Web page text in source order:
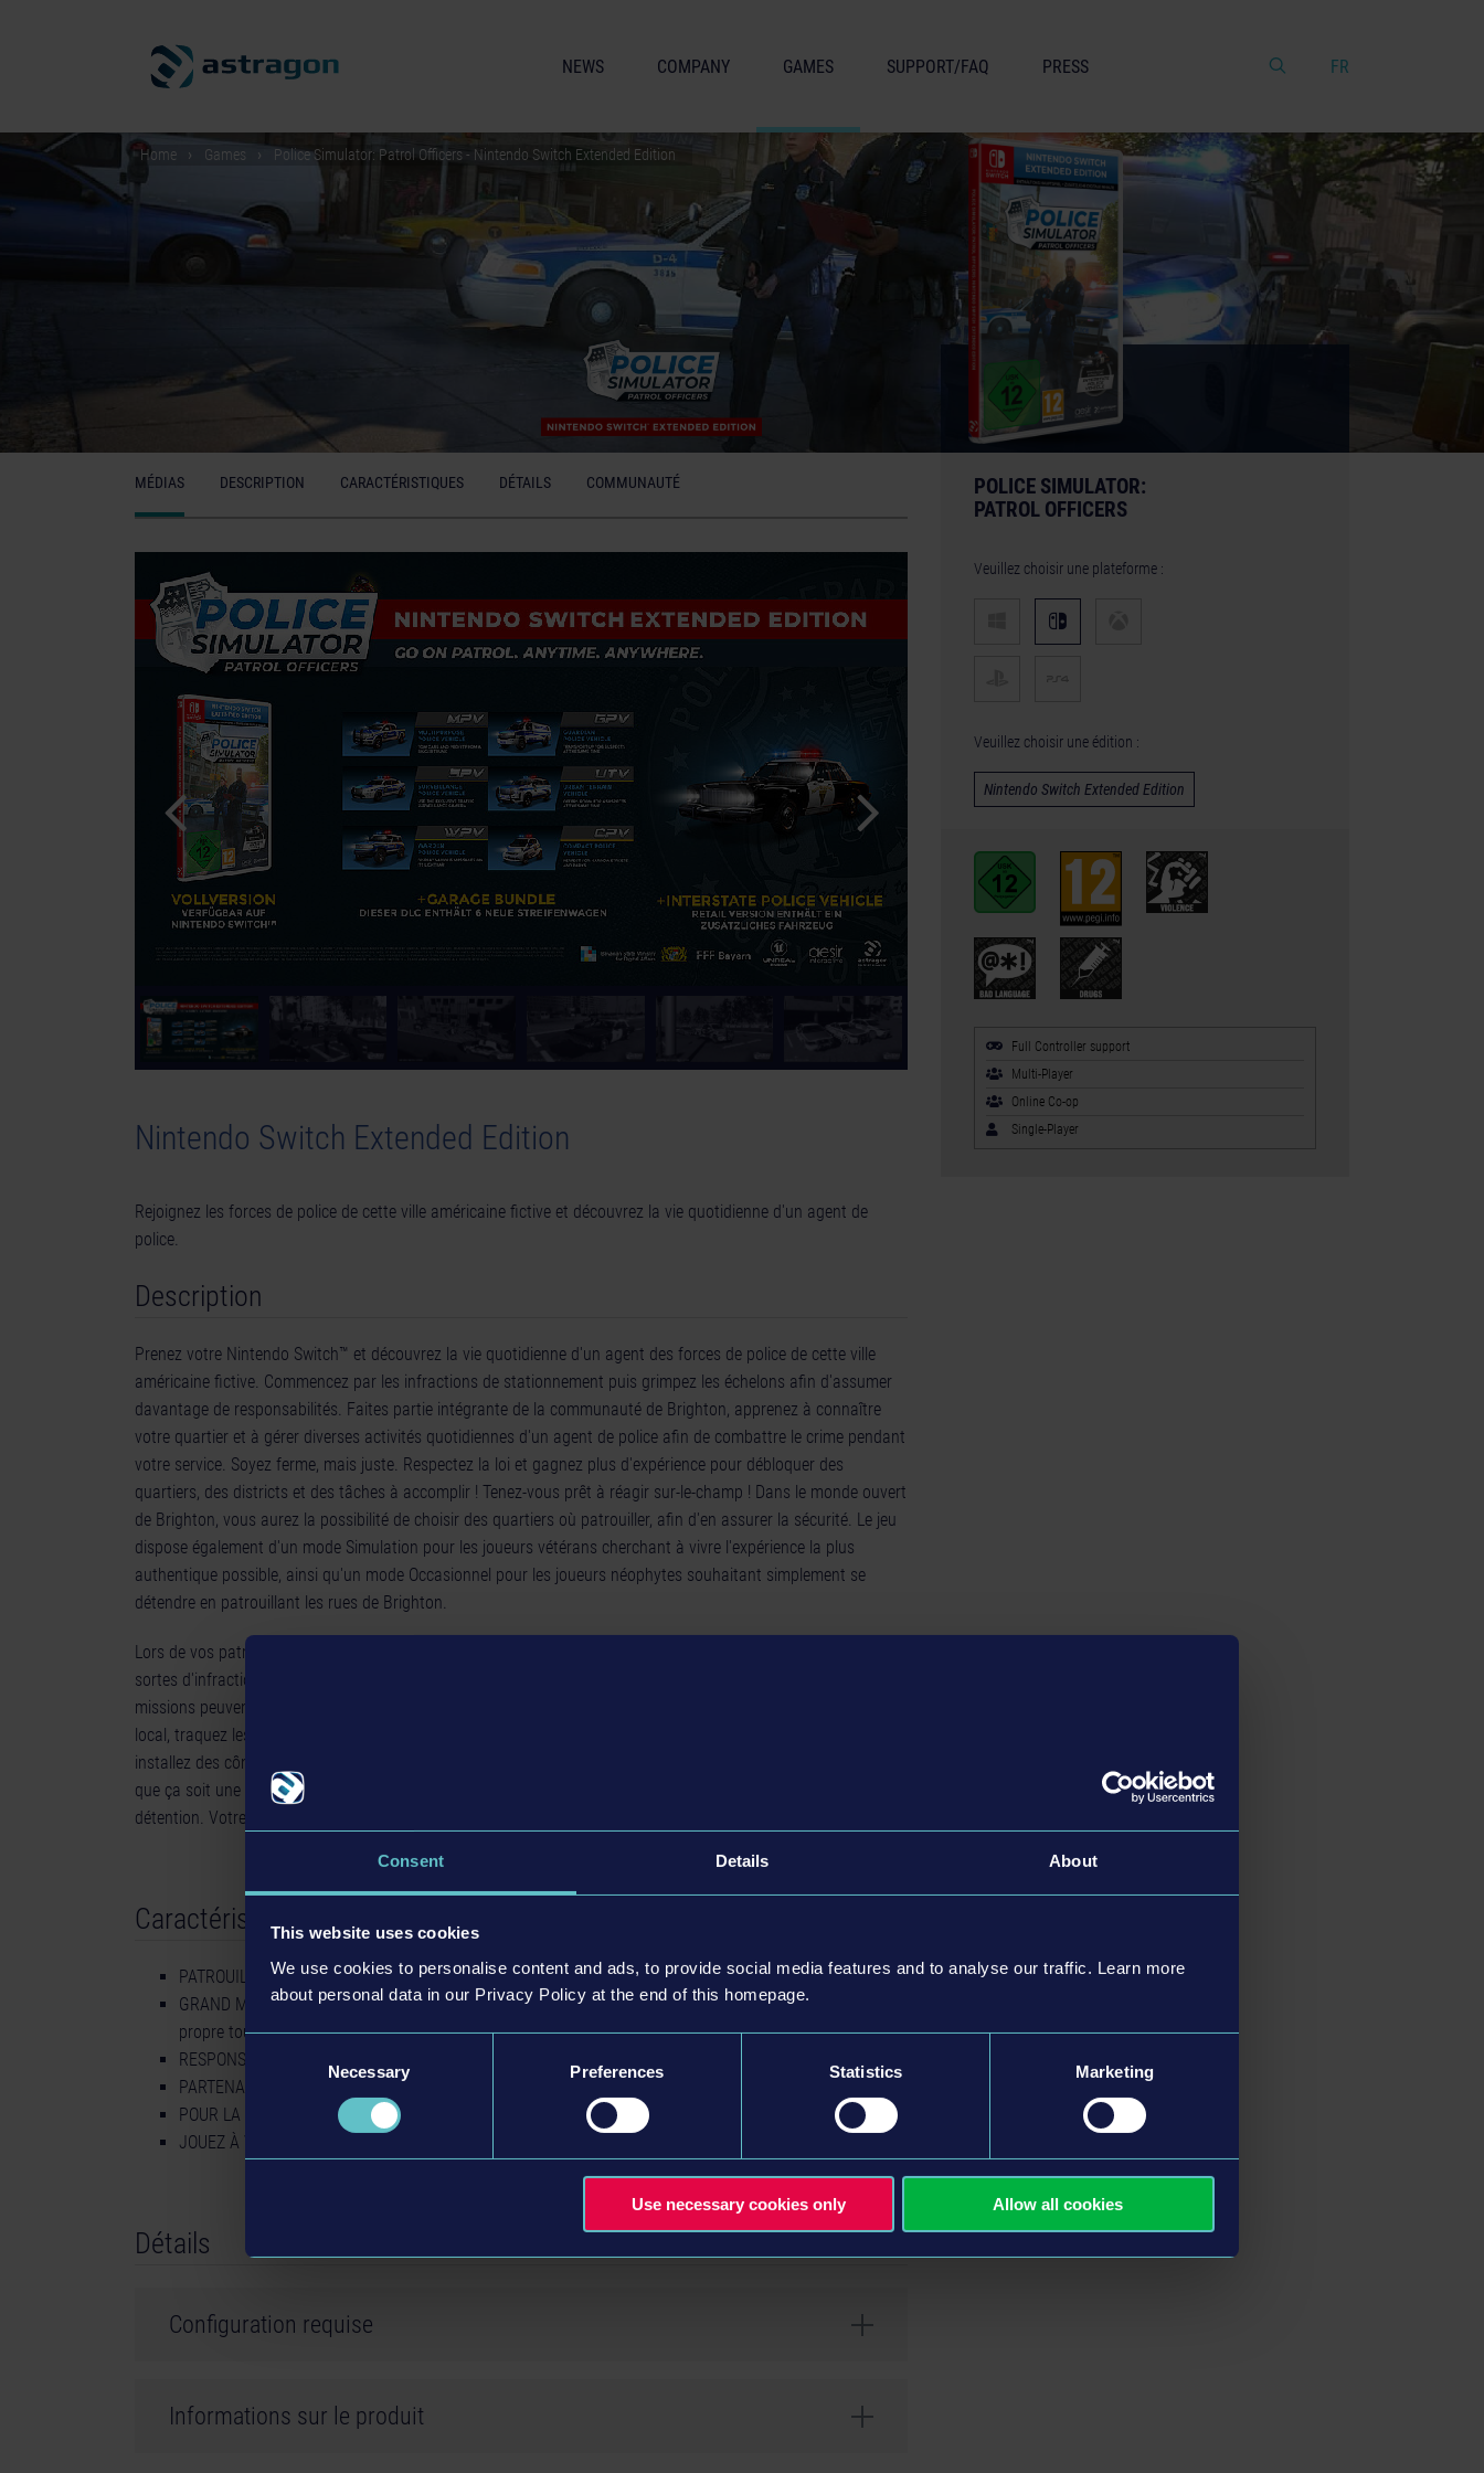
Consent Details About
This website uses cookies
We use cookies to personalise content and ads, to provide social media features and to analyse our traffic. Learn more
about personal data in our Privacy Policy at the end of this homepage.
Necessary Preferences Statistics Marketing
Use necessary cookies only Allow all cookies
FR
NEWS COMPANY GAMES SUPPORT/FAQ PRESS
Home Games Police Simulator: Patrol Officers - Nintendo Switch Extended Edition
POLICE SIMULATOR:
PATROL OFFICERS
Veuillez choisir une plateforme :
Veuillez choisir une édition :
Nintendo Switch Extended Edition
Full Controller support
Multi-Player
Online Co-op
Single-Player
MÉDIAS DESCRIPTION CARACTÉRISTIQUES DÉTAILS COMMUNAUTÉ
Nintendo Switch Extended Edition
Rejoignez les forces de police de cette ville américaine fictive et découvrez la vie quotidienne d'un agent de
police.
Description
Prenez votre Nintendo Switch™ et découvrez la vie quotidienne d'un agent des forces de police de cette ville
américaine fictive. Commencez par les infractions de stationnement puis grimpez les échelons afin d'assumer
davantage de responsabilités. Faites partie intégrante de la communauté de Brighton, apprenez à connaître
votre quartier et à gérer diverses activités quotidiennes d'un agent de police afin de combattre le crime pendant
votre service. Soyez ferme, mais juste. Respectez la loi et gagnez plus d'expérience pour débloquer des
quartiers, des districts et des tâches à accomplir ! Tenez-vous prêt à réagir sur-le-champ ! Dans le monde ouvert
de Brighton, vous aurez la possibilité de choisir des quartiers où patrouiller, afin d'en assurer la sécurité. Le jeu
dispose également d'un mode Simulation pour les joueurs vétérans cherchant à vivre l'expérience la plus
authentique possible, ainsi qu'un mode Occasionnel pour les joueurs néophytes souhaitant simplement se
détendre en patrouillant les rues de Brighton.
Lors de vos patrouilles, donnez des contraventions, mais préparez-vous aussi à devoir intervenir pour toutes
sortes d'infractions, y compris en cas d'accidents qui peuvent se produire juste sous vos yeux ! De nombreuses
missions peuvent se présenter dans une ville aussi vivante et active. Arrêtez la vente de drogue dans le parc
local, traquez les tagueurs qui vandalisent les murs, arrêtez les chauffards avec votre sirène de police, et
installez des cônes et des glissières de sécurité sur les lieux des accidents. Préparez-vous à toute éventualité :
que ça soit une voiture bloquant un arrêt de bus ou bien un suspect à arrêter et à mettre en cellule de
détention. Votre devoir, c'est votre responsabilité !
Caractéristiques
PATROUILLEZ : découvrez le quotidien d'un agent de police !
GRAND MONDE OUVERT : trois districts uniques composés de plusieurs quartiers chacun, avec leur
propre touche distinctive
RESPONSABILITÉS : plus de 50 infractions et délits
PARTENAIRES : invitez un ami et patrouillez ensemble
POUR LA BLEUSAILLE : un système d'intuition qui vous aide à identifier les infractions
JOUEZ À VOTRE FAÇON : choisissez entre le mode Occasionnel et le mode Simulation
Détails
Configuration requise
Informations sur le produit